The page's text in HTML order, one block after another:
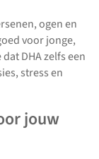
ogen en
voor jonge,
DHA zelfs een
stress en
jouw